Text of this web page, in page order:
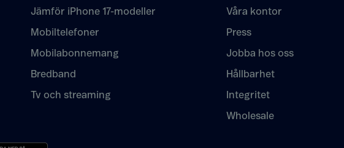
Jämför iPhone 17-modeller
Mobiltelefoner
Mobilabonnemang
Bredband
Tv och streaming
Våra kontor
Press
Jobba hos oss
Hållbarhet
Integritet
Wholesale